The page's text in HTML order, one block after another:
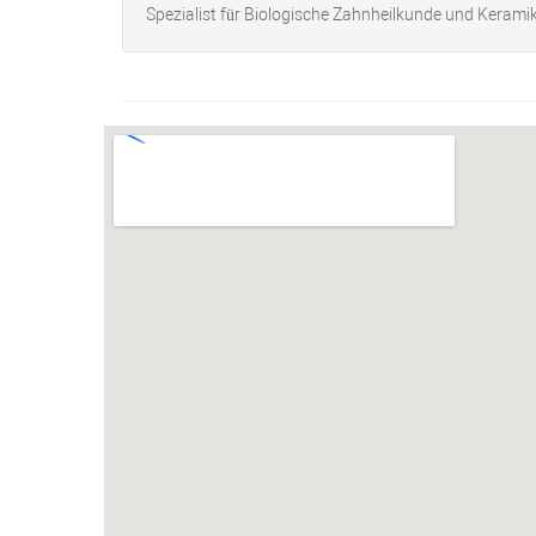
Spezialist für Biologische Zahnheilkunde und